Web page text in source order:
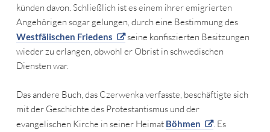
künden davon. Schließlich ist es einem ihrer emigrierten
Angehörigen sogar gelungen, durch eine Bestimmung des
Westfälischen Friedens
seine konfiszierten Besitzungen
wieder zu erlangen, obwohl er Obrist in schwedischen
Diensten war.
Das andere Buch, das Czerwenka verfasste, beschäftigte sich
mit der Geschichte des Protestantismus und der
evangelischen Kirche in seiner Heimat Böhmen
. Es